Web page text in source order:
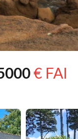
€ FAI